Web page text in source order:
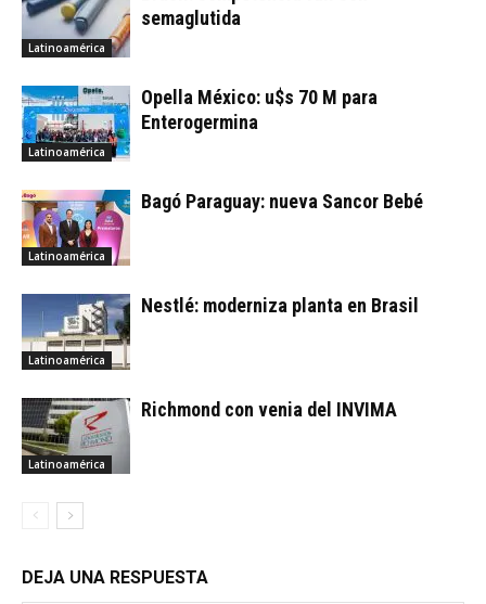
Latinoamérica
semaglutida
Latinoamérica
Opella México: u$s 70 M para
Enterogermina
Latinoamérica
Bagó Paraguay: nueva Sancor Bebé
Latinoamérica
Nestlé: moderniza planta en Brasil
Latinoamérica
Richmond con venia del INVIMA
DEJA UNA RESPUESTA